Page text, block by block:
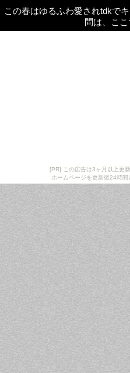
[PR] この広告は3ヶ月以上更
ホームページを更新後24時間
この春はゆるふわ愛されtdkで
問は、こ